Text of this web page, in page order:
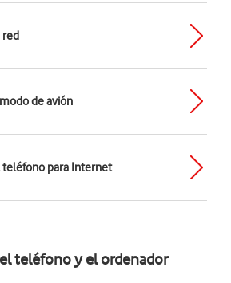
red
de avión
teléfono para Internet
teléfono y el ordenador